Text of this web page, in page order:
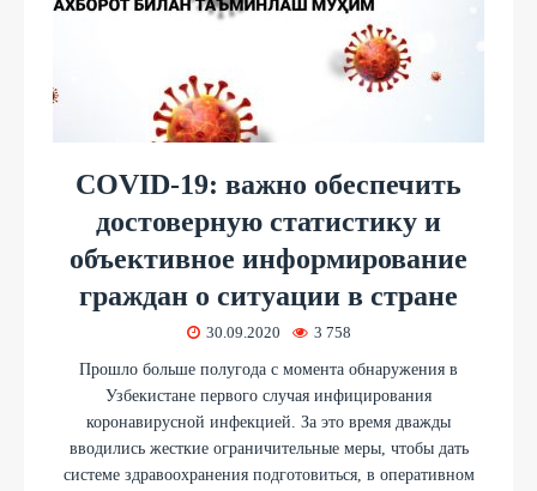
COVID-19: важно обеспечить
достоверную статистику и
объективное информирование
граждан о ситуации в стране
30.09.2020 3 758
Прошло больше полугода с момента обнаружения в
Узбекистане первого случая инфицирования
коронавирусной инфекцией. За это время дважды
вводились жесткие ограничительные меры, чтобы дать
системе здравоохранения подготовиться, в оперативном